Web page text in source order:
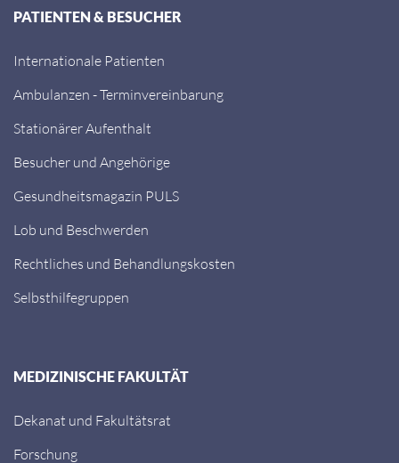
PATIENTEN & BESUCHER
Internationale Patienten
Ambulanzen - Terminvereinbarung
Stationärer Aufenthalt
Besucher und Angehörige
Gesundheitsmagazin PULS
Lob und Beschwerden
Rechtliches und Behandlungskosten
Selbsthilfegruppen
MEDIZINISCHE FAKULTÄT
Dekanat und Fakultätsrat
Forschung